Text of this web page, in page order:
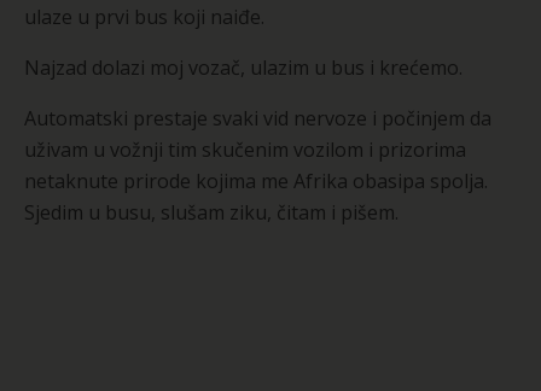
ulaze u prvi bus koji naiđe.
Najzad dolazi moj vozač, ulazim u bus i krećemo.
Automatski prestaje svaki vid nervoze i počinjem da
uživam u vožnji tim skučenim vozilom i prizorima
netaknute prirode kojima me Afrika obasipa spolja.
Sjedim u busu, slušam ziku, čitam i pišem.